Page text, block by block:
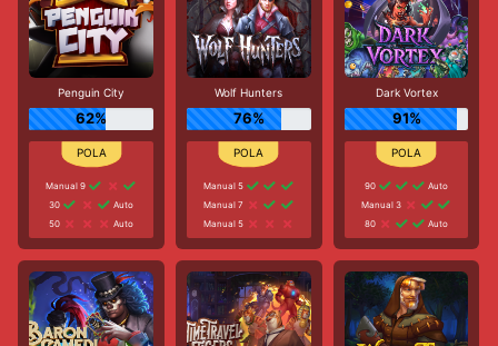
Penguin City
62%
Manual 9
30
Auto
50
Auto
Wolf Hunters
76%
Manual 5
Manual 7
Manual 5
Dark Vortex
91%
90
Auto
Manual 3
80
Auto